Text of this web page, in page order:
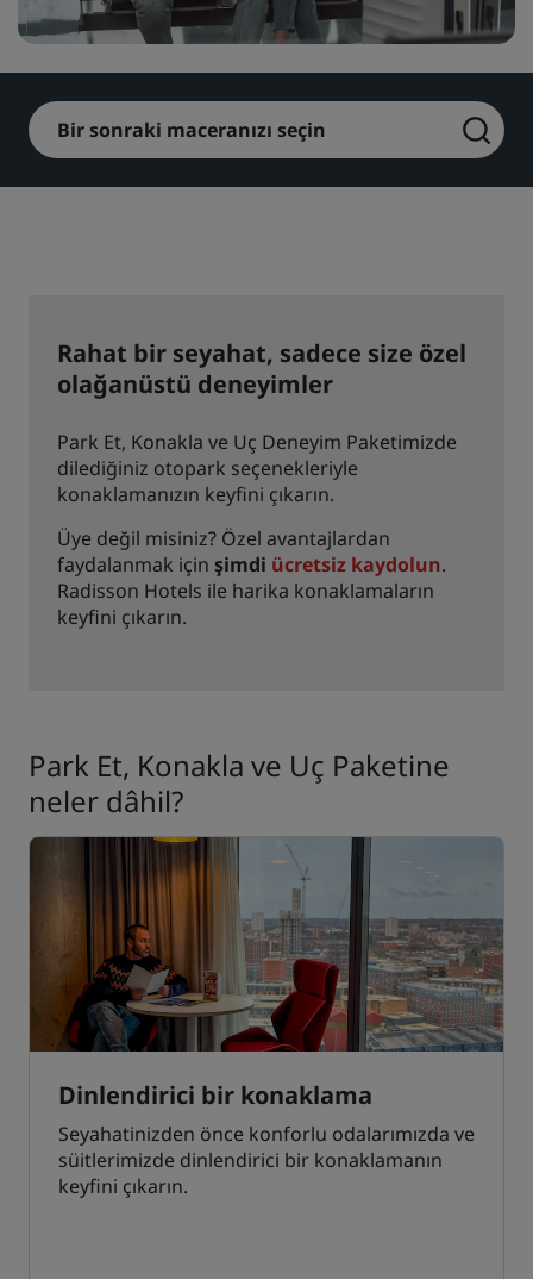
Park Plaza Park Inn by Radisson
Prize by Radisson Country Inn & Suites
Şehir merkezi otelleri
Blogumuzu ziyaret edin
Bir sonraki maceranızı seçin
Rahat bir seyahat, sadece size özel
olağanüstü deneyimler
Park Et, Konakla ve Uç Deneyim Paketimizde
dilediğiniz otopark seçenekleriyle
konaklamanızın keyfini çıkarın.
Üye değil misiniz? Özel avantajlardan
faydalanmak için şimdi ücretsiz kaydolun.
Radisson Hotels ile harika konaklamaların
keyfini çıkarın.
Park Et, Konakla ve Uç Paketine
neler dâhil?
Dinlendirici bir konaklama
Seyahatinizden önce konforlu odalarımızda ve
süitlerimizde dinlendirici bir konaklamanın
keyfini çıkarın.